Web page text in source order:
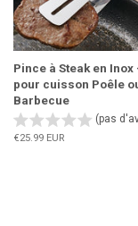
Pince à Steak en Inox
pour cuisson Poêle
Barbecue
(pas
Prix
€25.99 EUR